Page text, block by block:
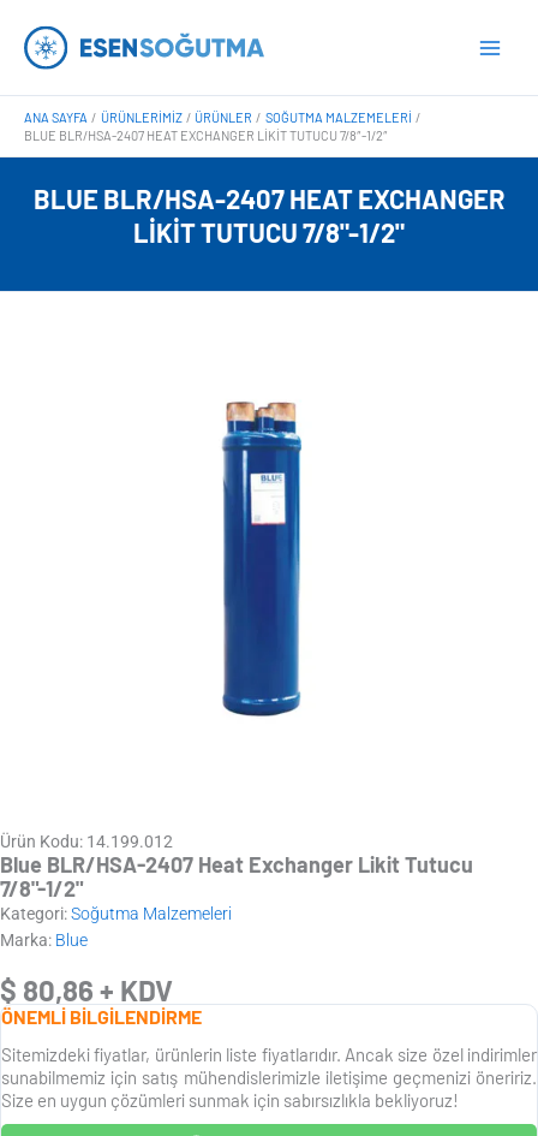
atla
ANA SAYFA ÜRÜNLERIMIZ ÜRÜNLER
SOĞUTMA MALZEMELERI
BLUE BLR/HSA-2407 HEAT EXCHANGER LIKIT TUTUCU 7/8″-1/2″
BLUE BLR/HSA-2407 HEAT EXCHANGER
LIKIT TUTUCU 7/8"-1/2"
Ürün Kodu: 14.199.012
Blue BLR/HSA-2407 Heat Exchanger Likit Tutucu
7/8"-1/2"
Kategori:Soğutma Malzemeleri
Marka: Blue
$ 80,86 + KDV
ÖNEMLİ BİLGİLENDİRME
Sitemizdeki fiyatlar, ürünlerin liste fiyatlarıdır. Ancak size özel indirimler
sunabilmemiz için satış mühendislerimizle iletişime geçmenizi öneririz.
Size en uygun çözümleri sunmak için sabırsızlıkla bekliyoruz!